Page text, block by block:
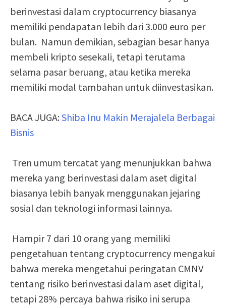
berinvestasi dalam cryptocurrency biasanya
memiliki pendapatan lebih dari 3.000 euro per
bulan. Namun demikian, sebagian besar hanya
membeli kripto sesekali, tetapi terutama
selama pasar beruang, atau ketika mereka
memiliki modal tambahan untuk diinvestasikan.
BACA JUGA: Shiba Inu Makin Merajalela Berbagai
Bisnis
Tren umum tercatat yang menunjukkan bahwa
mereka yang berinvestasi dalam aset digital
biasanya lebih banyak menggunakan jejaring
sosial dan teknologi informasi lainnya.
Hampir 7 dari 10 orang yang memiliki
pengetahuan tentang cryptocurrency mengakui
bahwa mereka mengetahui peringatan CMNV
tentang risiko berinvestasi dalam aset digital,
tetapi 28% percaya bahwa risiko ini serupa